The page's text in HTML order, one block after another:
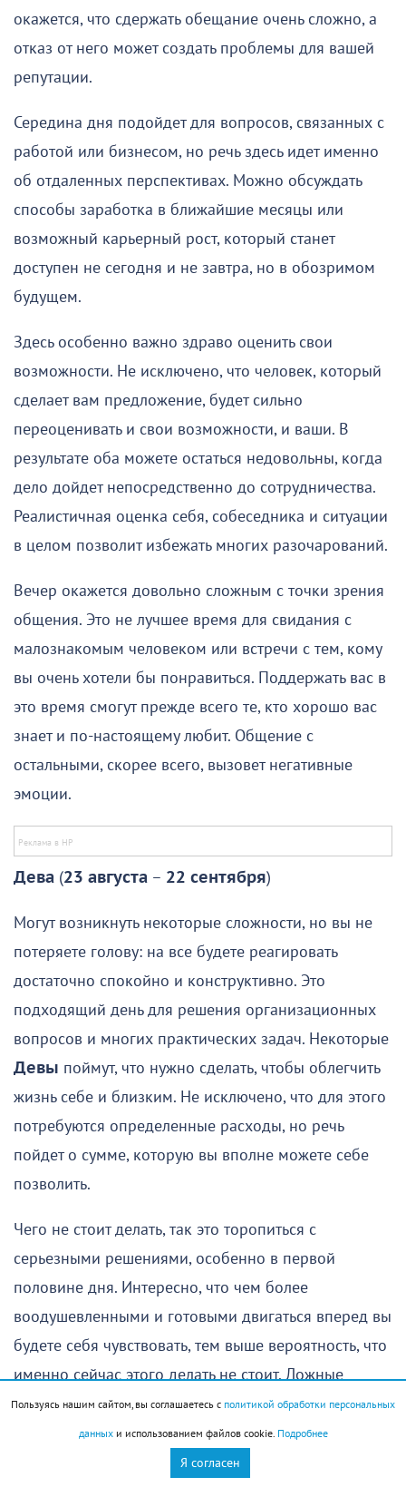
окажется, что сдержать обещание очень сложно, а
отказ от него может создать проблемы для вашей
репутации.
Середина дня подойдет для вопросов, связанных с
работой или бизнесом, но речь здесь идет именно
об отдаленных перспективах. Можно обсуждать
способы заработка в ближайшие месяцы или
возможный карьерный рост, который станет
доступен не сегодня и не завтра, но в обозримом
будущем.
Здесь особенно важно здраво оценить свои
возможности. Не исключено, что человек, который
сделает вам предложение, будет сильно
переоценивать и свои возможности, и ваши. В
результате оба можете остаться недовольны, когда
дело дойдет непосредственно до сотрудничества.
Реалистичная оценка себя, собеседника и ситуации
в целом позволит избежать многих разочарований.
Вечер окажется довольно сложным с точки зрения
общения. Это не лучшее время для свидания с
малознакомым человеком или встречи с тем, кому
вы очень хотели бы понравиться. Поддержать вас в
это время смогут прежде всего те, кто хорошо вас
знает и по-настоящему любит. Общение с
остальными, скорее всего, вызовет негативные
эмоции.
Дева (23 августа – 22 сентября)
Могут возникнуть некоторые сложности, но вы не
потеряете голову: на все будете реагировать
достаточно спокойно и конструктивно. Это
подходящий день для решения организационных
вопросов и многих практических задач. Некоторые
Девы поймут, что нужно сделать, чтобы облегчить
жизнь себе и близким. Не исключено, что для этого
потребуются определенные расходы, но речь
пойдет о сумме, которую вы вполне можете себе
позволить.
Чего не стоит делать, так это торопиться с
серьезными решениями, особенно в первой
половине дня. Интересно, что чем более
воодушевленными и готовыми двигаться вперед вы
будете себя чувствовать, тем выше вероятность, что
именно сейчас этого делать не стоит. Ложные
надежды могут подтолкнуть к поступку, о котором
позже придется пожалеть, а неправильно
истолкованные слова окружающих, вероятно,
Пользуясь нашим сайтом, вы соглашаетесь с политикой обработки персональных
данныхи использованием файлов cookie. Подробнее
Я согласен